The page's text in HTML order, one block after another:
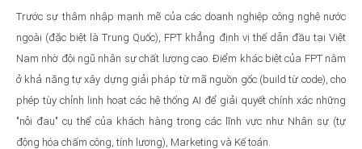
Trước sự thâm nhập mạnh mẽ của các doanh nghiệp công nghệ nước
ngoài (đặc biệt là Trung Quốc), FPT khẳng định vị thế dẫn đầu tại Việt
Nam nhờ đội ngũ nhân sự chất lượng cao. Điểm khác biệt của FPT nằm
ở khả năng tự xây dựng giải pháp từ mã nguồn gốc (build từ code), cho
phép tùy chỉnh linh hoạt các hệ thống AI để giải quyết chính xác những
"nỗi đau" cụ thể của khách hàng trong các lĩnh vực như Nhân sự (tự
động hóa chấm công, tính lương), Marketing và Kế toán.